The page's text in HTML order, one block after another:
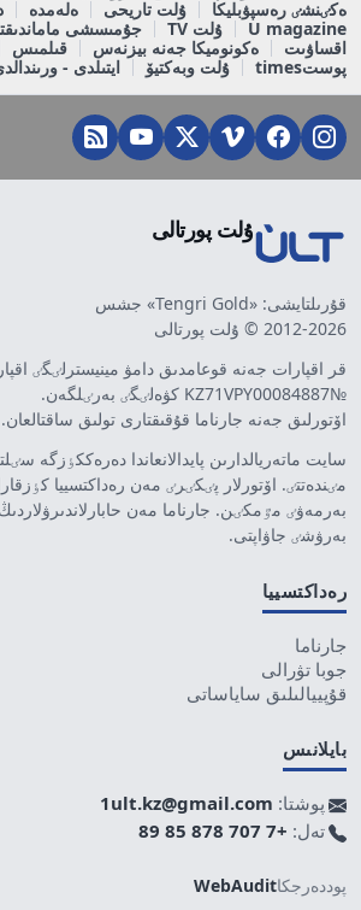
ەكٸنشٸ رەسپۋبليكا
ۇلت تاريحى ەلەمدە
U magazine
ۇلت TV
جۇمىسشى
اقساۋىت
ەكونوميكا جەنە بيزنەس قىلمىس
پوستtimes
ۇلت وبەكتيۆ ايتىلدى -
ۇلت پورتالى
قۇرىلتايشى: «Tengri Gold» جشس
2012-2026 © ۇلت پورتالى
قر اقپارات جەنە قوعامدىق دامۋ مينيسترلٸگٸ
№KZ71VPY00084887 كۋەلٸگٸ بەرٸلگەن.
اۆتورلىق جەنە جارناما قۇقىقتارى تولىق ساقتالعان.
سايت ماتەريالدارىن پايدالانعاندا دەرەككٶزگە
مٸندەتتٸ. اۆتورلار پٸكٸرٸ مەن رەداكتسييا
بەرمەۋٸ مٷمكٸن. جارناما مەن حابارلاندىرۋلاردىڭ
بەرۋشٸ جاۋاپتى.
رەداكتسييا
جارناما
جوبا تۋرالى
قۇپييالىلىق ساياساتى
بايلانىس
پوشتا: 1ult.kz@gmail.com
تەل: +7 707 878 85 89
پوددەرجكاWebAudit